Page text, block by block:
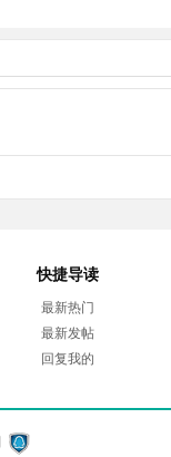
快捷导读
最新热门
最新发帖
回复我的